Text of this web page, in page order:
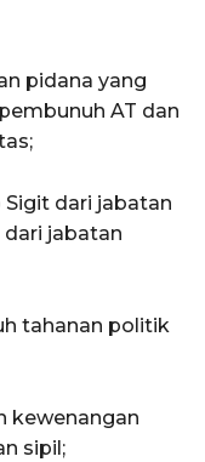
pidana yang
AT dan
dari jabatan
dari jabatan
tahanan politik
kewenangan
sipil;